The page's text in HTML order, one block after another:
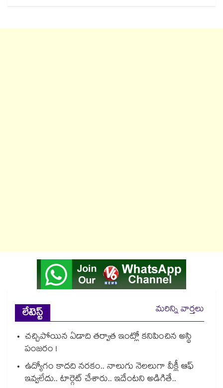
లేటెస్ట్
మరిన్ని వార్తలు
చచ్చిపోయిన ఏడాది తర్వాత ఇంట్లో కనిపించిన అస్థి
పంజరం !
ఉద్యోగం కాదది నరకం.. నాలుగు నెలలుగా వీక్లీ ఆఫ్
ఇవ్వలేదు.. టార్గెట్ చేశారు.. ఇదేంటని అడిగితే..